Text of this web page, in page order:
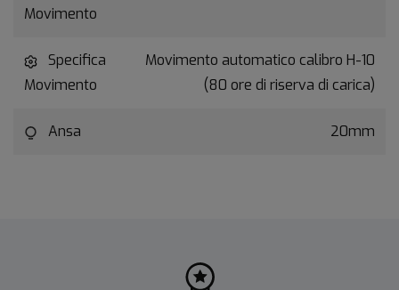
Movimento
Specifica
Movimento
Movimento automatico calibro H-10
(80 ore di riserva di carica)
Ansa 20mm